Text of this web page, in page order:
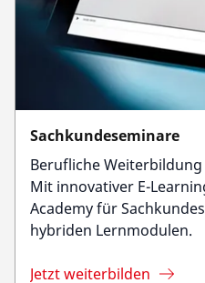
Sachkundeseminare
Berufliche
Mit innovativer E-
Academy für
hybriden Lernmodulen.
Jetzt weiterbilden